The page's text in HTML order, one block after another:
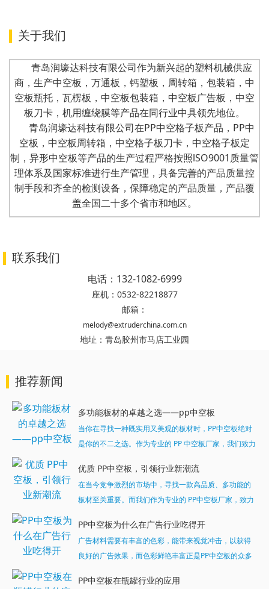
关于我们
青岛润壕达科技有限公司作为新兴起的塑料机械供应
商，生产中空板，万通板，钙塑板，周转箱，包装箱，中
空板瓶托，瓦楞板，中空板包装箱，中空板广告板，中空
板刀卡，机用缠绕膜等产品在同行业中具领先地位。
青岛润壕达科技有限公司在PP中空格子板产品，PP中
空板，中空板周转箱，中空格子板刀卡，中空格子板定
制，异形中空板等产品的生产过程严格按照lSO9001质量管
理体系及国家标准进行生产管理，具备完善的产品质量控
制手段和齐全的检测设备，保障稳定的产品质量，产品覆
盖全国二十多个省市和地区。
联系我们
电话： 132-1082-6999
座机： 0532-82218877
邮箱：
melody@extruderchina.com.cn
地址： 青岛胶州市马店工业园
推荐新闻
多功能板材的卓越之选——pp中空板
当你在寻找一种既实用又美观的板材时，PP中空板绝对
是你的不二之选。作为专业的 PP 中空板厂家，我们致力
优质 PP中空板，引领行业新潮流
在当今竞争激烈的市场中，寻找一款高品质、多功能的
板材至关重要。而我们作为专业的 PP中空板厂家，致力
起深入了解一下我们的明星产品 ——PP中空板。...
PP中空板为什么在广告行业吃得开
广告材料需要有丰富的色彩，能带来视觉冲击，以获得
良好的广告效果，而色彩鲜艳丰富正是PP中空板的众多
样的严格苛刻性，这样的中空广告板深受行业的推崇。...
PP中空板在瓶罐行业的应用